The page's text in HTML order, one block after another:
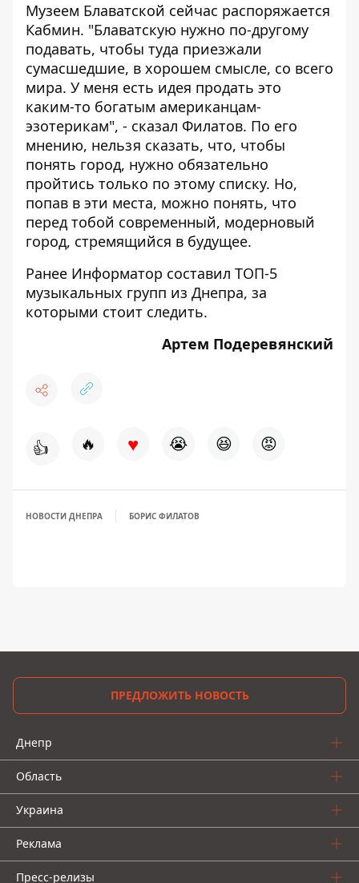
Музеем Блаватской сейчас распоряжается
Кабмин. "Блаватскую нужно по-другому
подавать, чтобы туда приезжали
сумасшедшие, в хорошем смысле, со всего
мира. У меня есть идея продать это
каким-то богатым американцам-
эзотерикам", - сказал Филатов. По его
мнению, нельзя сказать, что, чтобы
понять город, нужно обязательно
пройтись только по этому списку. Но,
попав в эти места, можно понять, что
перед тобой современный, модерновый
город, стремящийся в будущее.
Ранее Информатор составил ТОП-5
музыкальных групп из Днепра, за
которыми стоит следить.
Артем Подеревянский
👍 🔥 ♥ 😭 😆 😡
НОВОСТИ ДНЕПРА БОРИС ФИЛАТОВ
ПРЕДЛОЖИТЬ НОВОСТЬ
Днепр
Область
Украина
Реклама
Пресс-релизы